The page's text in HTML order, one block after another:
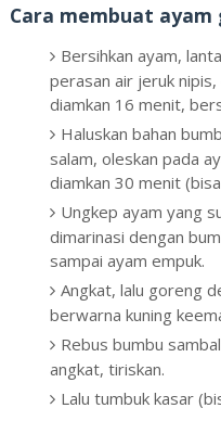
Cara membuat ayam
Bersihkan ayam,
perasan air jeruk
diamkan 16 menit,
Haluskan bahan
salam, oleskan pada
diamkan 30 menit
Ungkep ayam yang
dimarinasi dengan
sampai ayam empuk.
Angkat, lalu goreng
berwarna kuning
Rebus bumbu
angkat, tiriskan.
Lalu tumbuk kasar